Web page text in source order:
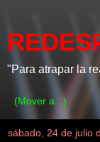
"Para atrapar la
sábado, 24 de julio